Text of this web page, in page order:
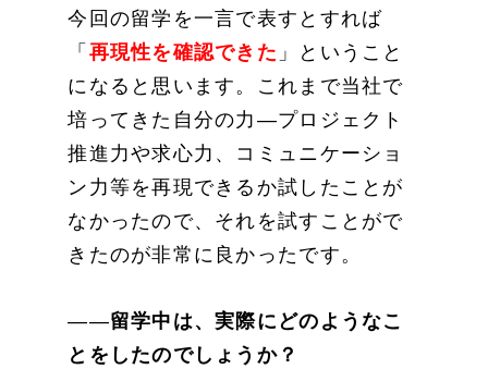
今回の留学を一言で表すとすれば
「 再現性を確認できた 」ということ
になると思います。これまで当社で
培ってきた自分の力―プロジェクト
推進力や求心力、コミュニケーショ
ン力等を再現できるか試したことが
なかったので、それを試すことがで
きたのが非常に良かったです。
——留学中は、実際にどのようなこ
とをしたのでしょうか？